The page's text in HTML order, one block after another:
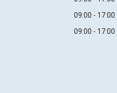
09:00
17:00
09:00 17:00